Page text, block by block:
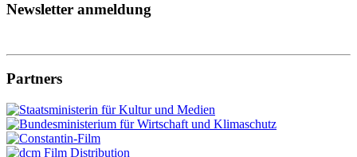
Newsletter anmeldung
Partners